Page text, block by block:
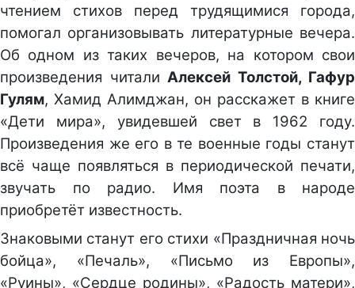
чтением стихов перед трудящимися города,
помогал организовывать литературные вечера.
Об одном из таких вечеров, на котором свои
произведения читали Алексей Толстой, Гафур
Гулям, Хамид Алимджан, он расскажет в книге
«Дети мира», увидевшей свет в 1962 году.
Произведения же его в те военные годы станут
всё чаще появляться в периодической печати,
звучать по радио. Имя поэта в народе
приобретёт известность.
Знаковыми станут его стихи «Праздничная ночь
бойца», «Печаль», «Письмо из Европы»,
«Руины», «Сердце родины», «Радость матери»,